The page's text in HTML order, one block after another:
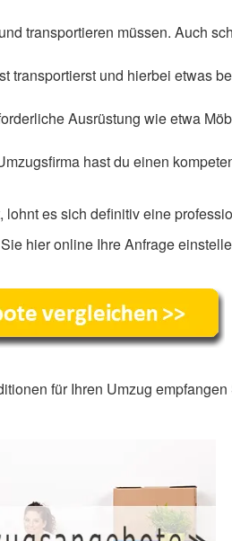
transportieren müssen. Auch
und hierbei etwas
Ausrüstung wie etwa
hast du einen
es sich definitiv eine
hier online Ihre Anfrage
für Ihren Umzug